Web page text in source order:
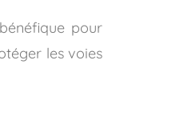
pour
les voies